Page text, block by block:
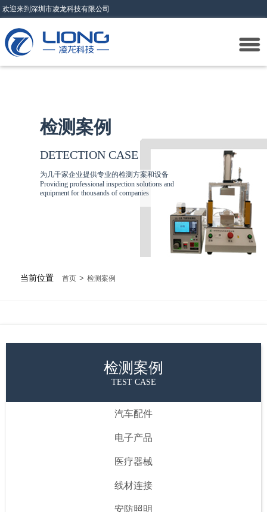
欢迎来到深圳市凌龙科技有限公司
检测案例
DETECTION CASE
为几千家企业提供专业的检测方案和设备
Providing professional inspection solutions and
equipment for thousands of companies
当前位置 首页 > 检测案例
检测案例
TEST CASE
汽车配件
电子产品
医疗器械
线材连接
安防照明